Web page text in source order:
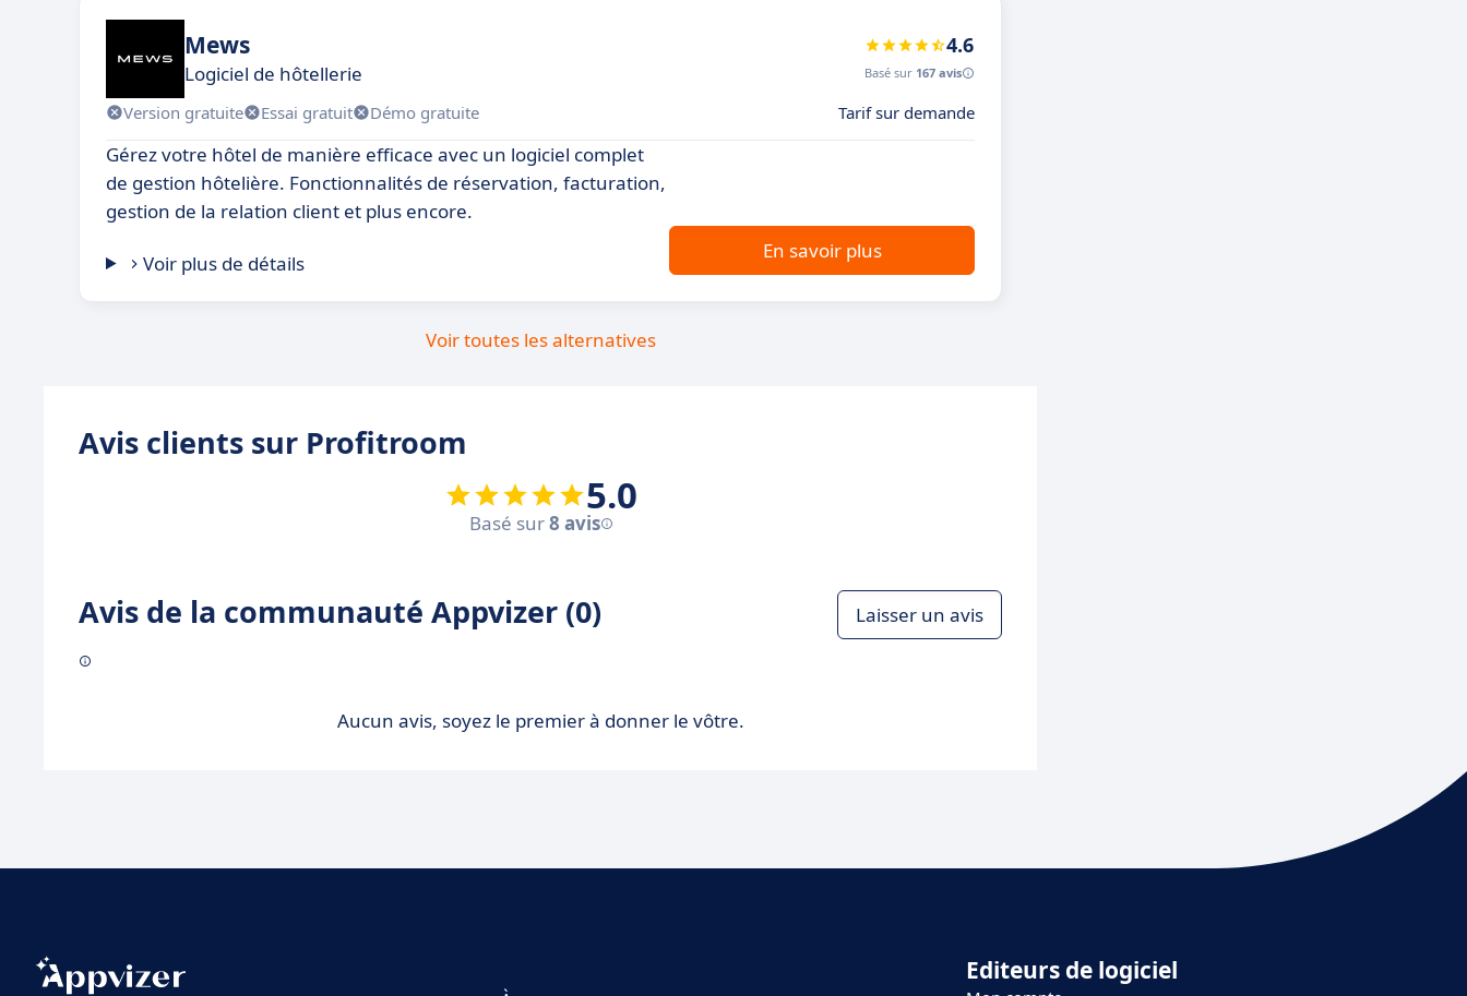
Mews
Logiciel de hôtellerie
4.6
Basé sur 167 avis
Version gratuite Essai gratuit Démo gratuite Tarif sur demande
Gérez votre hôtel de manière efficace avec un logiciel complet
de gestion hôtelière. Fonctionnalités de réservation, facturation,
gestion de la relation client et plus encore.
Voir plus de détails
En savoir plus
Voir toutes les alternatives
Avis clients sur Profitroom
5.0
Basé sur8 avis
Avis de la communauté Appvizer (0) Laisser un avis
Aucun avis, soyez le premier à donner le vôtre.
Editeurs de logiciel